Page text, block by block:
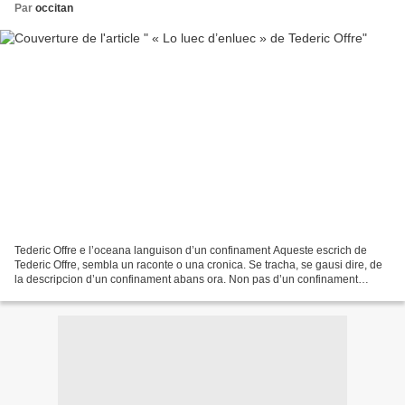
Par occitan
Tederic Offre e l’oceana languison d’un confinament Aqueste escrich de
Tederic Offre, sembla un raconte o una cronica. Se tracha, se gausi dire, de
la descripcion d’un confinament abans ora. Non pas d’un confinament